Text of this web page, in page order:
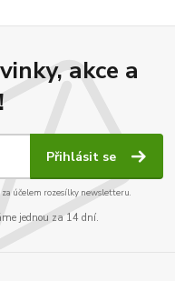
akce a
Přihlásit se
za účelem rozesílky newsletteru.
jednou za 14 dní.